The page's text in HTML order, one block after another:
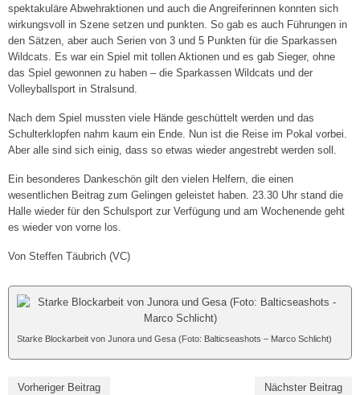
Sponsor/Förderer werden
2. Damen („Landesklasse“)
3. Damen („Landesklasse“)
4. Damen („Landesklasse“)
1. Herren („Stralsunder Volley Vikings“) »
Spielplan
Ergebnisse
2. Herren
Herren I („Dynamo Tresen“)
Herren II („VC-Männer“)
spektakuläre Abwehraktionen und auch die Angreiferinnen konnten sich
wirkungsvoll in Szene setzen und punkten. So gab es auch Führungen in
den Sätzen, aber auch Serien von 3 und 5 Punkten für die Sparkassen
Wildcats. Es war ein Spiel mit tollen Aktionen und es gab Sieger, ohne
das Spiel gewonnen zu haben – die Sparkassen Wildcats und der
Volleyballsport in Stralsund.
Nach dem Spiel mussten viele Hände geschüttelt werden und das
Schulterklopfen nahm kaum ein Ende. Nun ist die Reise im Pokal vorbei.
Aber alle sind sich einig, dass so etwas wieder angestrebt werden soll.
Ein besonderes Dankeschön gilt den vielen Helfern, die einen
wesentlichen Beitrag zum Gelingen geleistet haben. 23.30 Uhr stand die
Halle wieder für den Schulsport zur Verfügung und am Wochenende geht
es wieder von vorne los.
Von Steffen Täubrich (VC)
Starke Blockarbeit von Junora und Gesa (Foto: Balticseashots – Marco Schlicht)
Vorheriger Beitrag Nächster Beitrag